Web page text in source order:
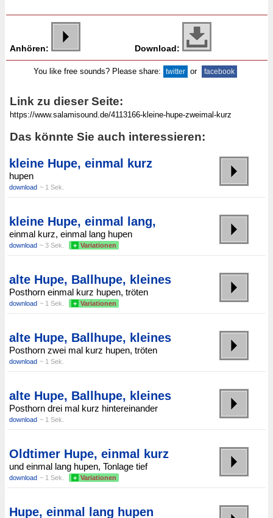
Anhören: Download:
You like free sounds? Please share: twitter or facebook
Link zu dieser Seite:
Das könnte Sie auch interessieren:
kleine Hupe, einmal kurz
hupen
download ~ 1 Sek.
kleine Hupe, einmal lang,
einmal kurz, einmal lang hupen
download ~ 3 Sek. + Variationen
alte Hupe, Ballhupe, kleines
Posthorn einmal kurz hupen, tröten
download ~ 1 Sek. + Variationen
alte Hupe, Ballhupe, kleines
Posthorn zwei mal kurz hupen, tröten
download ~ 1 Sek.
alte Hupe, Ballhupe, kleines
Posthorn drei mal kurz hintereinander
download ~ 1 Sek.
Oldtimer Hupe, einmal kurz
und einmal lang hupen, Tonlage tief
download ~ 1 Sek. + Variationen
Hupe, einmal lang hupen